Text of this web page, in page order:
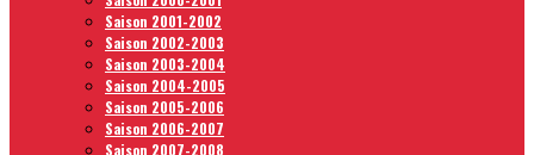
Saison 2001-2002
Saison 2002-2003
Saison 2003-2004
Saison 2004-2005
Saison 2005-2006
Saison 2006-2007
Saison 2007-2008